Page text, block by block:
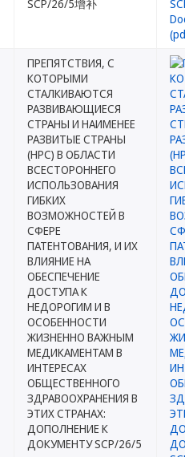
SCP/26/5增补
ПРЕПЯТСТВИЯ, С
КОТОРЫМИ
СТАЛКИВАЮТСЯ
РАЗВИВАЮЩИЕСЯ
СТРАНЫ И НАИМЕНЕЕ
РАЗВИТЫЕ СТРАНЫ
(НРС) В ОБЛАСТИ
ВСЕСТОРОННЕГО
ИСПОЛЬЗОВАНИЯ
ГИБКИХ
ВОЗМОЖНОСТЕЙ В
СФЕРЕ
ПАТЕНТОВАНИЯ, И ИХ
ВЛИЯНИЕ НА
ОБЕСПЕЧЕНИЕ
ДОСТУПА К
НЕДОРОГИМ И В
ОСОБЕННОСТИ
ЖИЗНЕННО ВАЖНЫМ
МЕДИКАМЕНТАМ В
ИНТЕРЕСАХ
ОБЩЕСТВЕННОГО
ЗДРАВООХРАНЕНИЯ В
ЭТИХ СТРАНАХ:
ДОПОЛНЕНИЕ К
ДОКУМЕНТУ SCP/26/5